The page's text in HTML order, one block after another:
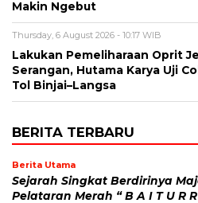
Makin Ngebut
Thursday, 6 August 2026 - 10:17 WIB
Lakukan Pemeliharaan Oprit
Serangan, Hutama Karya Uji
Tol Binjai–Langsa
BERITA TERBARU
Berita Utama
Sejarah Singkat Berdirinya
Pelataran Merah “ B A I T U R